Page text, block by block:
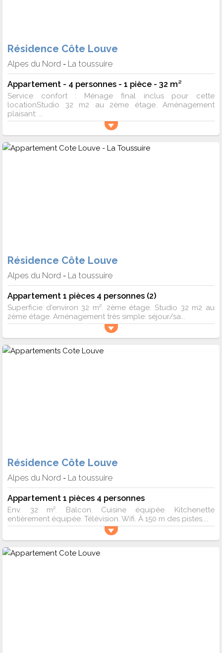
Résidence Côte Louve
Alpes du Nord - La toussuire
Appartement - 4 personnes - 1 pièce - 32 m²
Service confort : Ménage final inclus pour cette
locationStudio 32 m2 au 2ème étage. Aménagement
plaisant: ...
Résidence Côte Louve
Alpes du Nord - La toussuire
Appartement 1 pièces 4 personnes (2)
Superficie d'environ 32 m². 2ème étage. Studio 32 m2 au
2ème étage. Aménagement très simple: séjour/sa...
Résidence Côte Louve
Alpes du Nord - La toussuire
Appartement 1 pièces 4 personnes
Env. 32 m². Balcon. Cuisine équipée. Kitchenette
entièrement équipée. Télévision. Wifi. À 150 m des pistes....